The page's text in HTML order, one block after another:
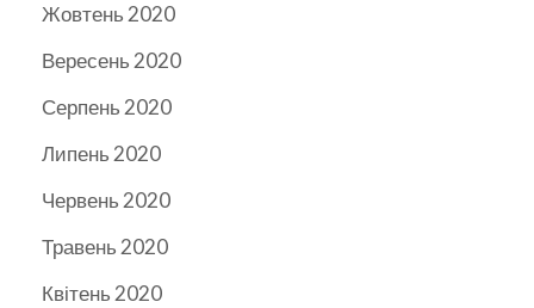
Жовтень 2020
Вересень 2020
Серпень 2020
Липень 2020
Червень 2020
Травень 2020
Квітень 2020